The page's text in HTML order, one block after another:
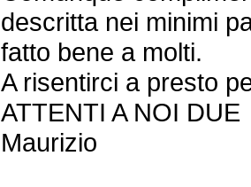
descritta nei minimi
fatto bene a molti.
A risentirci a presto
ATTENTI A NOI DUE
Maurizio